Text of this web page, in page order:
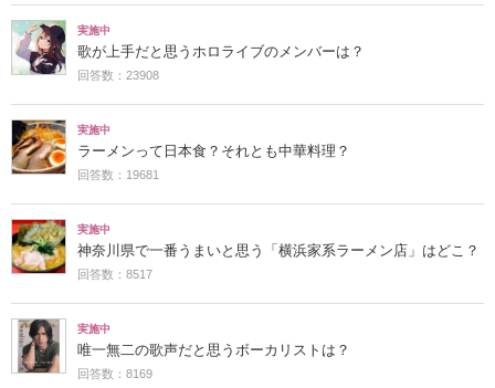
実施中
歌が上手だと思うホロライブのメンバーは？
回答数：23908
実施中
ラーメンって日本食？それとも中華料理？
回答数：19681
実施中
神奈川県で一番うまいと思う「横浜家系ラーメン店」はどこ？
回答数：8517
実施中
唯一無二の歌声だと思うボーカリストは？
回答数：8169